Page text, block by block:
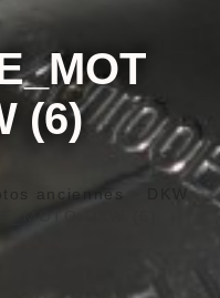
(6)
anciennes
DKW
DKW (6)